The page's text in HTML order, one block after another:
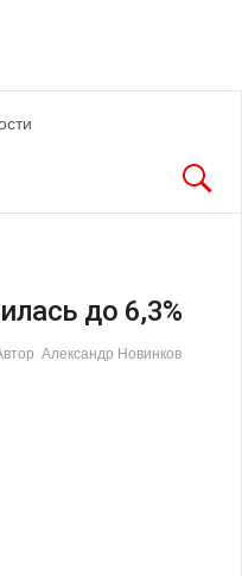
до 6,3%
Александр Новинков